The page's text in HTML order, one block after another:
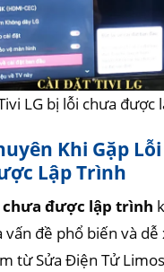
LG bị lỗi chưa được
Khi Gặp Lỗi
Lập Trình
chưa được lập trình
vấn đề phổ biến và
từ Sửa Điện Tử